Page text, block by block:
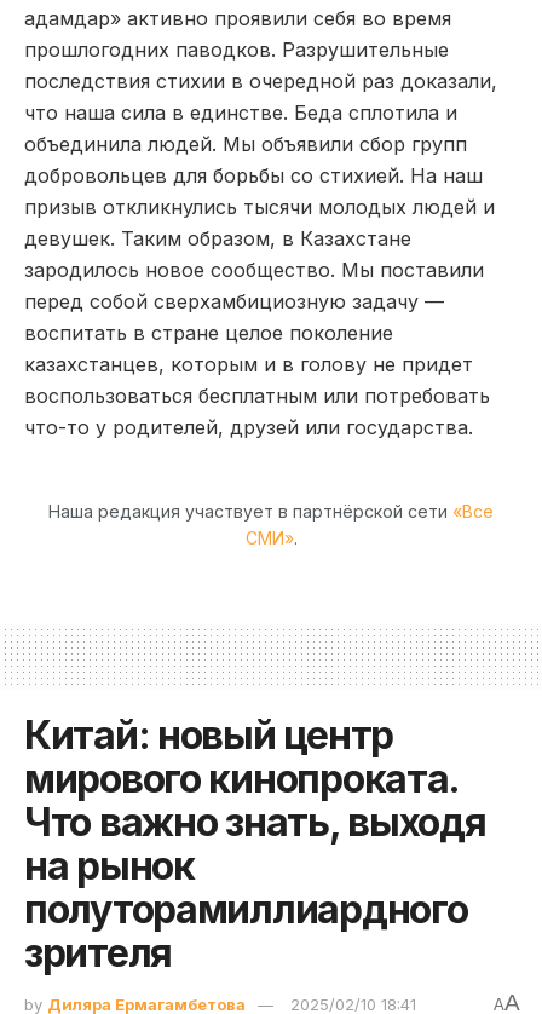
адамдар» активно проявили себя во время
прошлогодних паводков. Разрушительные
последствия стихии в очередной раз доказали,
что наша сила в единстве. Беда сплотила и
объединила людей. Мы объявили сбор групп
добровольцев для борьбы со стихией. На наш
призыв откликнулись тысячи молодых людей и
девушек. Таким образом, в Казахстане
зародилось новое сообщество. Мы поставили
перед собой сверхамбициозную задачу —
воспитать в стране целое поколение
казахстанцев, которым и в голову не придет
воспользоваться бесплатным или потребовать
что-то у родителей, друзей или государства.
Наша редакция участвует в партнёрской сети «Все
СМИ».
Китай: новый центр
мирового кинопроката.
Что важно знать, выходя
на рынок
полуторамиллиардного
зрителя
by Диляра Ермагамбетова 2025/02/10 18:41 AA